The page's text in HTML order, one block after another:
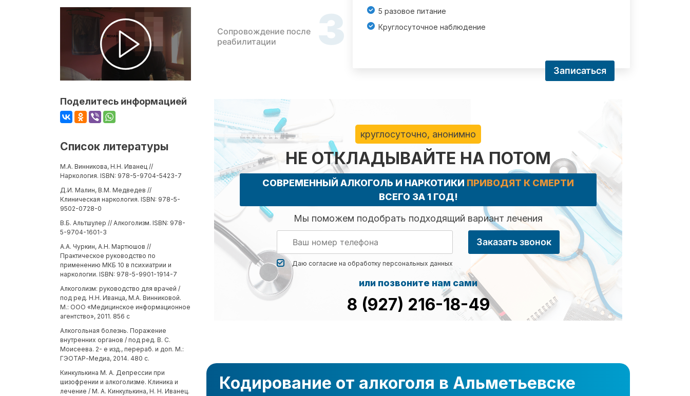
Поделитесь информацией
Список литературы
М.А. Винникова, Н.Н. Иванец //
Наркология. ISBN: 978-5-9704-5423-7
Д.И. Малин, В.М. Медведев //
Клиническая наркология. ISBN: 978-5-
9502-0728-0
В.Б. Альтшулер // Алкоголизм. ISBN: 978-
5-9704-1601-3
А.А. Чуркин, А.Н. Мартюшов //
Практическое руководство по
применению МКБ 10 в психиатрии и
наркологии. ISBN: 978-5-9901-1914-7
Алкоголизм: руководство для врачей /
под ред. Н.Н. Иванца, М.А. Винниковой.
М.: ООО «Медицинское информационное
агентство», 2011. 856 с
Алкогольная болезнь. Поражение
внутренних органов / под ред. В. С.
Моисеева. 2- е изд., перераб. и доп. М.:
ГЭОТАР-Медиа, 2014. 480 с.
Кинкулькина М. А. Депрессии при
шизофрении и алкоголизме. Клиника и
лечение / М. А. Кинкулькина, Н. Н. Иванец.
Сопровождение после
реабилитации
3
5 разовое питание
Круглосуточное наблюдение
Записаться
круглосуточно, анонимно
НЕ ОТКЛАДЫВАЙТЕ НА ПОТОМ
СОВРЕМЕННЫЙ АЛКОГОЛЬ И НАРКОТИКИ ПРИВОДЯТ К СМЕРТИ
ВСЕГО ЗА 1 ГОД!
Мы поможем подобрать подходящий вариант лечения
Даю согласие на обработку персональных данных
Заказать звонок
или позвоните нам сами
8 (927) 216-18-49
Кодирование от алкоголя в Альметьевске